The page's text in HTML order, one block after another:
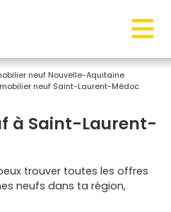
neuf Nouvelle-Aquitaine
neuf Saint-Laurent-Médoc
à Saint-Laurent-
trouver toutes les offres
neufs dans ta région,